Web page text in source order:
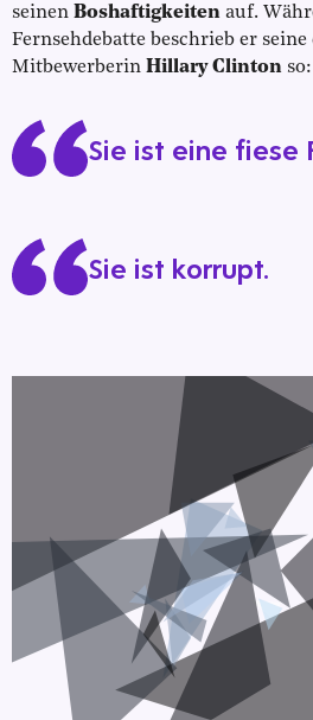
seinen Boshaftigkeiten auf.
Fernsehdebatte beschrieb er
Mitbewerberin Hillary Clinton so:
Sie ist eine fiese
Sie ist korrupt.